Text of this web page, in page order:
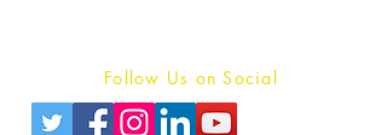
Follow Us on Social